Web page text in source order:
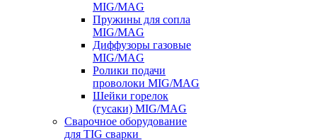
MIG/MAG
Пружины для сопла
MIG/MAG
Диффузоры газовые
MIG/MAG
Ролики подачи
проволоки MIG/MAG
Шейки горелок
(гусаки) MIG/MAG
Сварочное оборудование
для TIG сварки